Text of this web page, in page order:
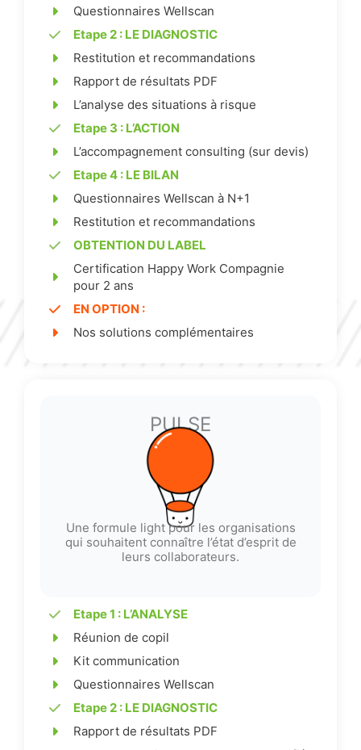
Questionnaires Wellscan
Etape 2 : LE DIAGNOSTIC
Restitution et recommandations
Rapport de résultats PDF
L’analyse des situations à risque
Etape 3 : L’ACTION
L’accompagnement consulting (sur devis)
Etape 4 : LE BILAN
Questionnaires Wellscan à N+1
Restitution et recommandations
OBTENTION DU LABEL
Certification Happy Work Compagnie
pour 2 ans
EN OPTION :
Nos solutions complémentaires
PULSE
Une formule light pour les organisations
qui souhaitent connaître l’état d’esprit de
leurs collaborateurs.
Etape 1 : L’ANALYSE
Réunion de copil
Kit communication
Questionnaires Wellscan
Etape 2 : LE DIAGNOSTIC
Rapport de résultats PDF